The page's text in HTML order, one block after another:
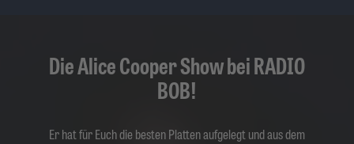
Die Alice Cooper Show bei RADIO
BOB!
Er hat für Euch die besten Platten aufgelegt und aus dem